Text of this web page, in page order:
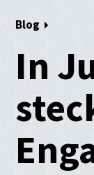
Blog
In